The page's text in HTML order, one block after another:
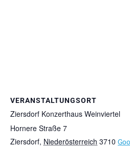
VERANSTALTUNGSORT
Ziersdorf Konzerthaus Weinviertel
Hornere Straße 7
Ziersdorf, Niederösterreich 3710